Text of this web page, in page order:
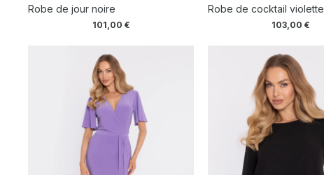
Robe de jour noire
101,00 €
Robe de cocktail violette
103,00 €